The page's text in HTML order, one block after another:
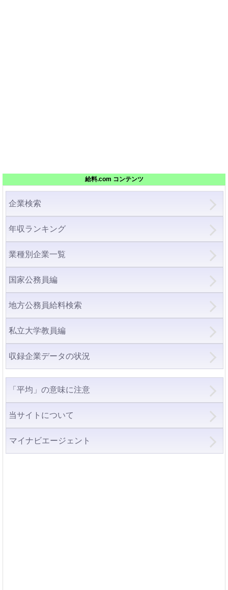
給料.com コンテンツ
企業検索
年収ランキング
業種別企業一覧
国家公務員編
地方公務員給料検索
私立大学教員編
収録企業データの状況
「平均」の意味に注意
当サイトについて
マイナビエージェント